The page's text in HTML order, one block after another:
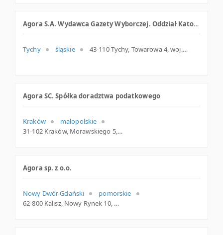
Agora S.A. Wydawca Gazety Wyborczej. Oddział Katowice
Tychy śląskie 43-110 Tychy, Towarowa 4, woj. Śląskie, pow. Tychy, gm. Tychy
Agora SC. Spółka doradztwa podatkowego
Kraków
małopolskie
31-102 Kraków, Morawskiego 5, woj. Małopolskie, pow. Kraków, gm. Kraków
Agora sp. z o.o.
Nowy Dwór Gdański
pomorskie
62-800 Kalisz, Nowy Rynek 10, wielkopolskie